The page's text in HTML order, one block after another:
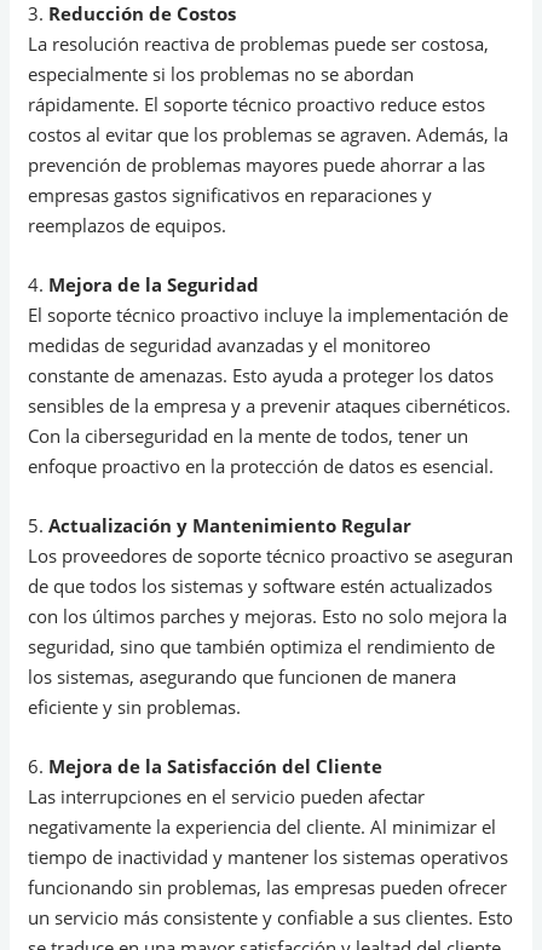
3. Reducción de Costos
La resolución reactiva de problemas puede ser costosa,
especialmente si los problemas no se abordan
rápidamente. El soporte técnico proactivo reduce estos
costos al evitar que los problemas se agraven. Además, la
prevención de problemas mayores puede ahorrar a las
empresas gastos significativos en reparaciones y
reemplazos de equipos.
4. Mejora de la Seguridad
El soporte técnico proactivo incluye la implementación de
medidas de seguridad avanzadas y el monitoreo
constante de amenazas. Esto ayuda a proteger los datos
sensibles de la empresa y a prevenir ataques cibernéticos.
Con la ciberseguridad en la mente de todos, tener un
enfoque proactivo en la protección de datos es esencial.
5.Actualización y Mantenimiento Regular
Los proveedores de soporte técnico proactivo se aseguran
de que todos los sistemas y software estén actualizados
con los últimos parches y mejoras. Esto no solo mejora la
seguridad, sino que también optimiza el rendimiento de
los sistemas, asegurando que funcionen de manera
eficiente y sin problemas.
6. Mejora de la Satisfacción del Cliente
Las interrupciones en el servicio pueden afectar
negativamente la experiencia del cliente. Al minimizar el
tiempo de inactividad y mantener los sistemas operativos
funcionando sin problemas, las empresas pueden ofrecer
un servicio más consistente y confiable a sus clientes. Esto